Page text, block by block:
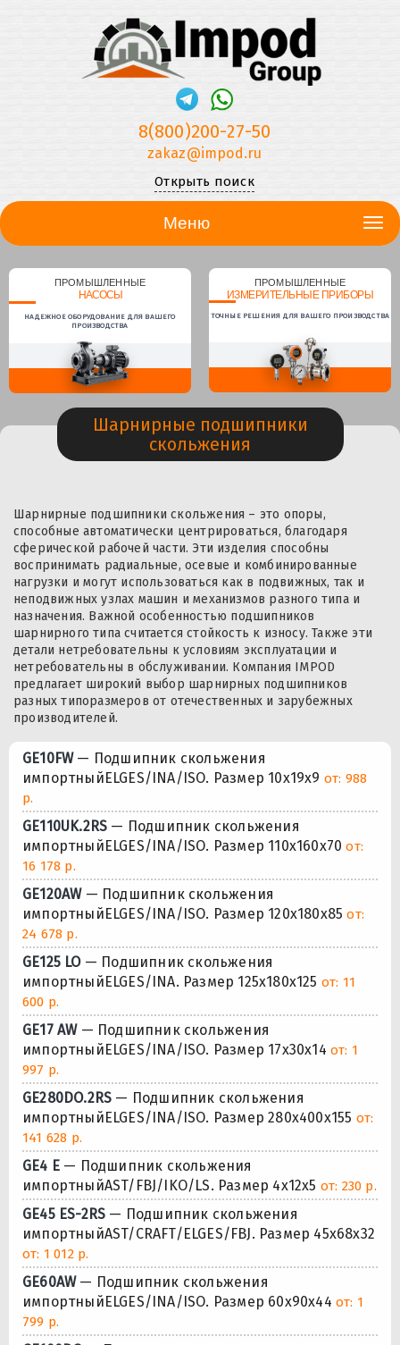
8(800)200-27-50
zakaz@impod.ru
Открыть поиск
Меню
ПРОМЫШЛЕННЫЕ
НАСОСЫ
НАДЕЖНОЕ ОБОРУДОВАНИЕ ДЛЯ ВАШЕГО
ПРОИЗВОДСТВА
ПРОМЫШЛЕННЫЕ
ИЗМЕРИТЕЛЬНЫЕ ПРИБОРЫ
ТОЧНЫЕ РЕШЕНИЯ ДЛЯ ВАШЕГО ПРОИЗВОДСТВА
Шарнирные подшипники
скольжения
Шарнирные подшипники скольжения – это опоры,
способные автоматически центрироваться, благодаря
сферической рабочей части. Эти изделия способны
воспринимать радиальные, осевые и комбинированные
нагрузки и могут использоваться как в подвижных, так и
неподвижных узлах машин и механизмов разного типа и
назначения. Важной особенностью подшипников
шарнирного типа считается стойкость к износу. Также эти
детали нетребовательны к условиям эксплуатации и
нетребовательны в обслуживании. Компания IMPOD
предлагает широкий выбор шарнирных подшипников
разных типоразмеров от отечественных и зарубежных
производителей.
GE10FW— Подшипник скольжения
импортныйELGES/INA/ISO. Размер 10x19x9 от: 988
р.
GE110UK.2RS — Подшипник скольжения
импортныйELGES/INA/ISO. Размер 110x160x70от:
16 178 р.
GE120AW— Подшипник скольжения
импортныйELGES/INA/ISO. Размер 120x180x85от:
24 678 р.
GE125 LO— Подшипник скольжения
импортныйELGES/INA. Размер 125x180x125 от: 11
600 р.
GE17 AW— Подшипник скольжения
импортныйELGES/INA/ISO. Размер 17x30x14 от: 1
997 р.
GE280DO.2RS — Подшипник скольжения
импортныйELGES/INA/ISO. Размер 280x400x155 от:
141 628 р.
GE4 E— Подшипник скольжения
импортныйAST/FBJ/IKO/LS. Размер 4x12x5 от: 230 р.
GE45 ES-2RS — Подшипник скольжения
импортныйAST/CRAFT/ELGES/FBJ. Размер 45x68x32
от: 1 012 р.
GE60AW— Подшипник скольжения
импортныйELGES/INA/ISO. Размер 60x90x44 от: 1
799 р.